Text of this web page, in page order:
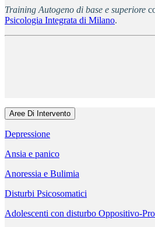
Training Autogeno di base e superiore
Psicologia Integrata di Milano.
Aree Di Intervento
Depressione
Ansia e panico
Anoressia e Bulimia
Disturbi Psicosomatici
Adolescenti con disturbo Oppositivo-